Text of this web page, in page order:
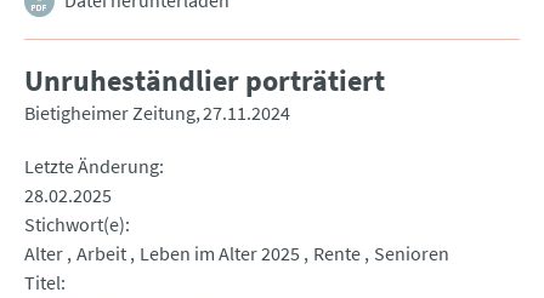
Unruheständlier porträtiert
Bietigheimer Zeitung 27.11.2024
Letzte Änderung
28.02.2025
Stichwort(e)
Alter Arbeit Leben im Alter 2025 Rente Senioren
Titel